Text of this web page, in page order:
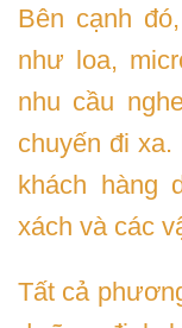
Bên cạnh
như loa,
nhu cầu
chuyến đi xa.
khách hàng
xách và các
Tất cả